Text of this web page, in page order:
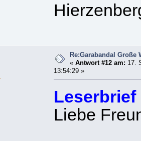
Re:Garabandal Große
«Antwort #12 am: 17.
13:54:29 »
Liebe